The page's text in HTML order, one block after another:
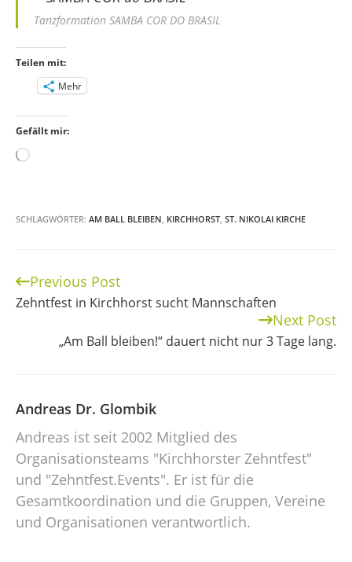
Tanzformation SAMBA COR DO BRASIL
Teilen mit:
Mehr
Gefällt mir:
Wird
SCHLAGWÖRTER: AM BALL BLEIBEN, KIRCHHORST, ST. NIKOLAI KIRCHE
Continue
Reading
Previous Post
Zehntfest in Kirchhorst sucht Mannschaften
Next Post
„Am Ball bleiben!“ dauert nicht nur 3 Tage lang.
Andreas Dr. Glombik
Andreas ist seit 2002 Mitglied des
Organisationsteams "Kirchhorster Zehntfest"
und "Zehntfest.Events". Er ist für die
Gesamtkoordination und die Gruppen, Vereine
und Organisationen verantwortlich.